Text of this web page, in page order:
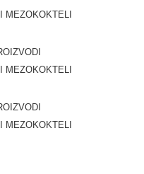
MEZOKOKTELI
MEZOKOKTELI
MEZOKOKTELI